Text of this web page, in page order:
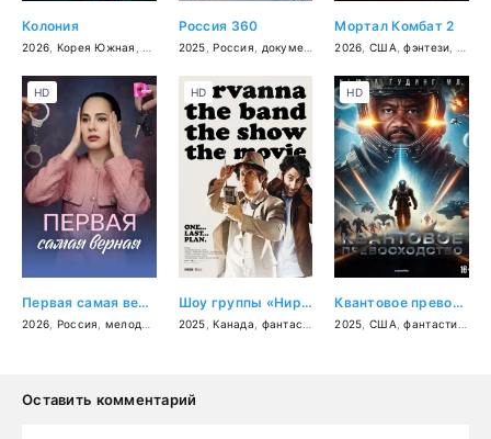
Колония
2026 Корея Южная ужасы,боевик
Россия 360
2025 ,Россия документальный
Мортал Комбат 2
2026 США ,фэнтези
Первая самая верная
2026 Россия мелодрама
HD
Шоу группы «Нирванна». Фильм
2025 ,Канада фантастика ,комедия,приключения
HD
Квантовое превосходство
2025 США ,фантастика
HD
Оставить комментарий